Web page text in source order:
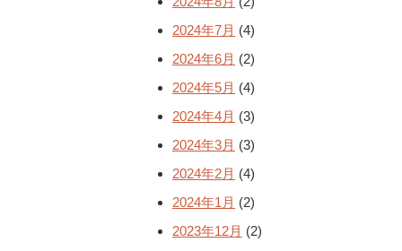
2024年7月 (4)
2024年6月 (2)
2024年5月 (4)
2024年4月 (3)
2024年3月 (3)
2024年2月 (4)
2024年1月 (2)
2023年12月 (2)